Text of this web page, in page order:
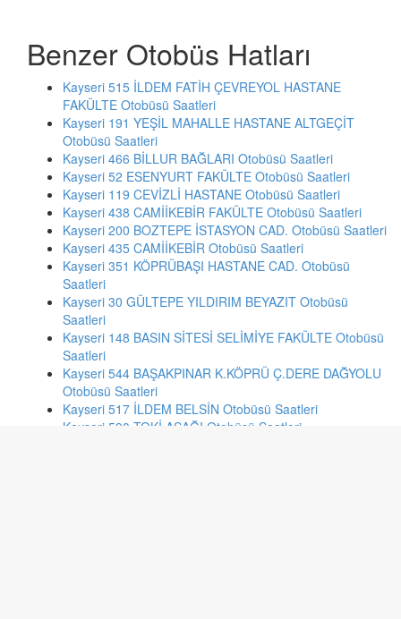
Benzer Otobüs Hatları
Kayseri 515 İLDEM FATİH ÇEVREYOL HASTANE
FAKÜLTE Otobüsü Saatleri
Kayseri 191 YEŞİL MAHALLE HASTANE ALTGEÇİT
Otobüsü Saatleri
Kayseri 466 BİLLUR BAĞLARI Otobüsü Saatleri
Kayseri 52 ESENYURT FAKÜLTE Otobüsü Saatleri
Kayseri 119 CEVİZLİ HASTANE Otobüsü Saatleri
Kayseri 438 CAMİİKEBİR FAKÜLTE Otobüsü Saatleri
Kayseri 200 BOZTEPE İSTASYON CAD. Otobüsü Saatleri
Kayseri 435 CAMİİKEBİR Otobüsü Saatleri
Kayseri 351 KÖPRÜBAŞI HASTANE CAD. Otobüsü
Saatleri
Kayseri 30 GÜLTEPE YILDIRIM BEYAZIT Otobüsü
Saatleri
Kayseri 148 BASIN SİTESİ SELİMİYE FAKÜLTE Otobüsü
Saatleri
Kayseri 544 BAŞAKPINAR K.KÖPRÜ Ç.DERE DAĞYOLU
Otobüsü Saatleri
Kayseri 517 İLDEM BELSİN Otobüsü Saatleri
Kayseri 590 TOKİ AŞAĞI Otobüsü Saatleri